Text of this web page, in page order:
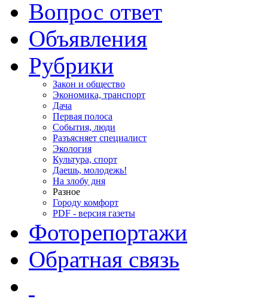
Вопрос ответ
Объявления
Рубрики
Закон и общество
Экономика, транспорт
Дача
Первая полоса
События, люди
Разъясняет специалист
Экология
Культура, спорт
Даешь, молодежь!
На злобу дня
Разное
Городу комфорт
PDF - версия газеты
Фоторепортажи
Обратная связь